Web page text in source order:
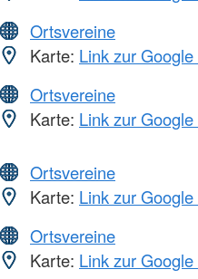
Ortsvereine
Karte: Link zur
Ortsvereine
Karte: Link zur
Ortsvereine
Karte: Link zur
Ortsvereine
Karte: Link zur